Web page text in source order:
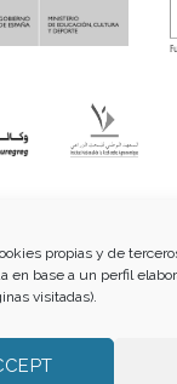
propias y de
en base a un perfil
visitadas).
ninguna marca,
su uso personal, no